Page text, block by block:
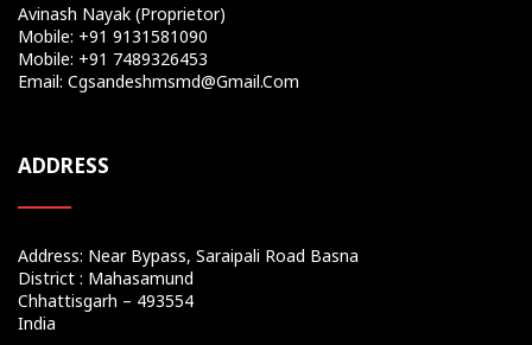
Avinash Nayak (Proprietor)
Mobile: +91 9131581090
Mobile: +91 7489326453
Email: Cgsandeshmsmd@gmail.com
ADDRESS
Address: Near Bypass, Saraipali Road Basna
District : Mahasamund
Chhattisgarh – 493554
India